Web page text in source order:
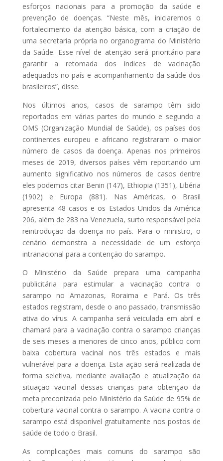
esforços nacionais para a promoção da saúde e
prevenção de doenças. “Neste mês, iniciaremos o
fortalecimento da atenção básica, com a criação de
uma secretaria própria no organograma do Ministério
da Saúde. Esse nível de atenção será prioritário para
garantir a retomada dos índices de vacinação
adequados no país e acompanhamento da saúde dos
brasileiros”, disse.
Nos últimos anos, casos de sarampo têm sido
reportados em várias partes do mundo e segundo a
OMS (Organização Mundial de Saúde), os países dos
continentes europeu e africano registraram o maior
número de casos da doença. Apenas nos primeiros
meses de 2019, diversos países vêm reportando um
aumento significativo nos números de casos dentre
eles podemos citar Benin (147), Ethiopia (1351), Libéria
(1902) e Europa (881). Nas Américas, o Brasil
apresenta 48 casos e os Estados Unidos da América
206, além de 283 na Venezuela, surto responsável pela
reintrodução da doença no país. Para o ministro, o
cenário demonstra a necessidade de um esforço
intranacional para a contenção do sarampo.
O Ministério da Saúde prepara uma campanha
publicitária para estimular a vacinação contra o
sarampo no Amazonas, Roraima e Pará. Os três
estados registram, desde o ano passado, transmissão
ativa do vírus. A campanha será veiculada em abril e
chamará para a vacinação contra o sarampo crianças
de seis meses a menores de cinco anos, público com
baixa cobertura vacinal nos três estados e mais
vulnerável para a doença. Esta ação será realizada de
forma seletiva, mediante avaliação e atualização da
situação vacinal dessas crianças para obtenção da
meta preconizada pelo Ministério da Saúde de 95% de
cobertura vacinal contra o sarampo. A vacina contra o
sarampo está disponível gratuitamente nos postos de
saúde de todo o Brasil.
As complicações mais comuns do sarampo são